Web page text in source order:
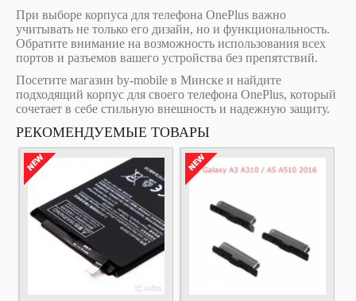
При выборе корпуса для телефона OnePlus важно
учитывать не только его дизайн, но и функциональность.
Обратите внимание на возможность использования всех
портов и разъемов вашего устройства без препятствий.
Посетите магазин by-mobile в Минске и найдите
подходящий корпус для своего телефона OnePlus, который
сочетает в себе стильную внешность и надежную защиту.
РЕКОМЕНДУЕМЫЕ ТОВАРЫ